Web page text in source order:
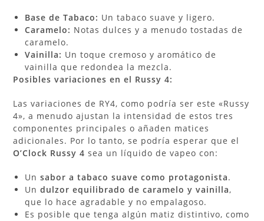
Base de Tabaco: Un tabaco suave y ligero.
Caramelo: Notas dulces y a menudo tostadas de
caramelo.
Vainilla: Un toque cremoso y aromático de
vainilla que redondea la mezcla.
Posibles variaciones en el Russy 4:
Las variaciones de RY4, como podría ser este «Russy
4», a menudo ajustan la intensidad de estos tres
componentes principales o añaden matices
adicionales. Por lo tanto, se podría esperar que el
O’Clock Russy 4 sea un líquido de vapeo con:
Unsabor a tabaco suave como protagonista.
Undulzor equilibrado de caramelo y vainilla,
que lo hace agradable y no empalagoso.
Es posible que tenga algún matiz distintivo, como